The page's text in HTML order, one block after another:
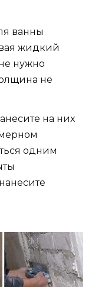
ванны
жидкий
нужно
не
на них
одним